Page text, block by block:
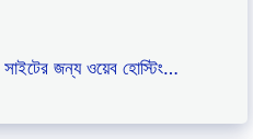
সাইটের জন্য ওয়েব হোস্টিং…